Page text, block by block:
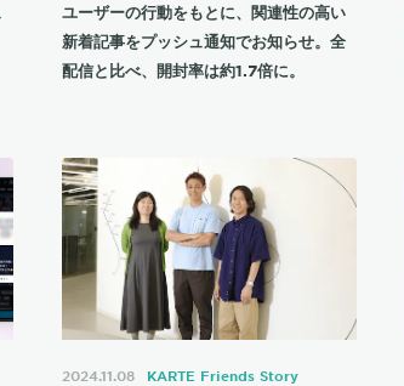
ユーザーの行動をもとに、関連性の高い
新着記事をプッシュ通知でお知らせ。全
配信と比べ、開封率は約1.7倍に。
2024.11.08 KARTE Friends Story